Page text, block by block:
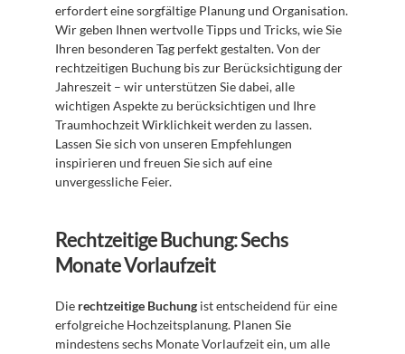
erfordert eine sorgfältige Planung und Organisation.
Wir geben Ihnen wertvolle Tipps und Tricks, wie Sie
Ihren besonderen Tag perfekt gestalten. Von der
rechtzeitigen Buchung bis zur Berücksichtigung der
Jahreszeit – wir unterstützen Sie dabei, alle
wichtigen Aspekte zu berücksichtigen und Ihre
Traumhochzeit Wirklichkeit werden zu lassen.
Lassen Sie sich von unseren Empfehlungen
inspirieren und freuen Sie sich auf eine
unvergessliche Feier.
Rechtzeitige Buchung: Sechs
Monate Vorlaufzeit
Die rechtzeitige Buchung ist entscheidend für eine
erfolgreiche Hochzeitsplanung. Planen Sie
mindestens sechs Monate Vorlaufzeit ein, um alle